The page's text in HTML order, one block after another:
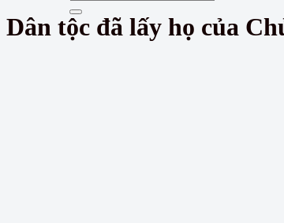
Dân tộc đã lấy họ của